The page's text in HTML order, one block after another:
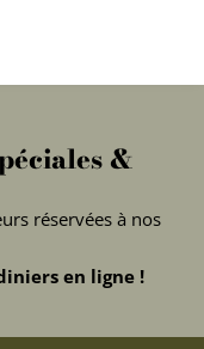
&
réservées à nos
en ligne !